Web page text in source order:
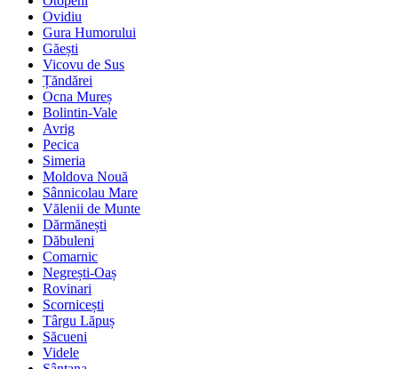
Ovidiu
Gura Humorului
Găești
Vicovu de Sus
Țăndărei
Ocna Mureș
Bolintin-Vale
Avrig
Pecica
Simeria
Moldova Nouă
Sânnicolau Mare
Vălenii de Munte
Dărmănești
Dăbuleni
Comarnic
Negrești-Oaș
Rovinari
Scornicești
Târgu Lăpuș
Săcueni
Videle